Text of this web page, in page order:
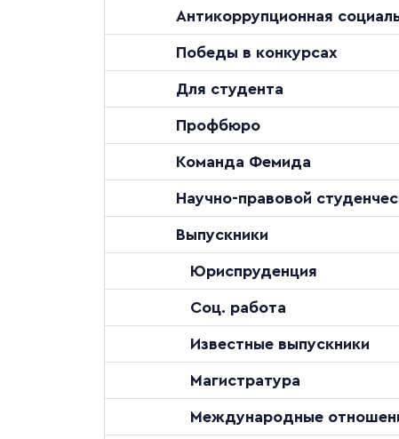
Антикоррупционная
Победы в конкурсах
Для студента
Профбюро
Команда Фемида
Научно-правовой
Выпускники
Юриспруденция
Соц. работа
Известные выпускники
Магистратура
Международные